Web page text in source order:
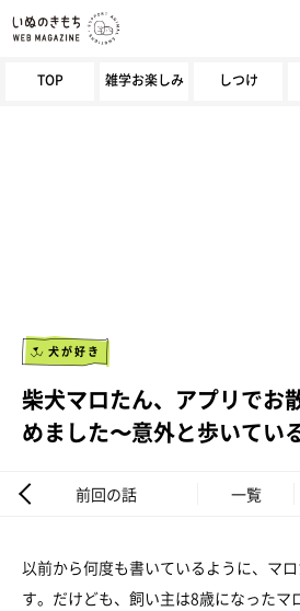
TOP 雑学お楽しみ しつけ
犬が好き
柴犬マロたん、アプリでお
めました〜意外と歩いてい
前回の話 一覧
以前から何度も書いているように、マ
す。だけども、飼い主は8歳になったマ